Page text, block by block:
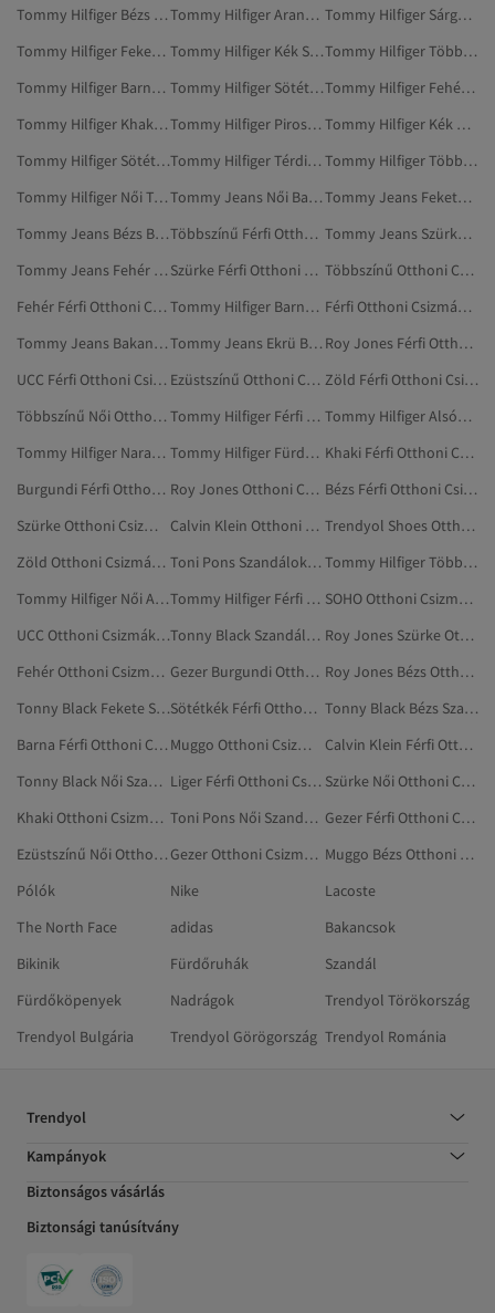
Tommy Hilfiger Bézs Bakancsok
Tommy Hilfiger Aranyszínű Bakancsok
Tommy Hilfiger Sárga Bakancsok
Tommy Hilfiger Fekete Házipapucsok
Tommy Hilfiger Kék Szandálok És Papucsok
Tommy Hilfiger Többszínű Házipapucsok
Tommy Hilfiger Barna Bakancsok
Tommy Hilfiger Sötétkék Szandálok És Papucsok
Tommy Hilfiger Fehér Bakancsok
Tommy Hilfiger Khaki Bakancsok
Tommy Hilfiger Piros Bakancsok
Tommy Hilfiger Kék Bakancsok
Tommy Hilfiger Sötétkék Bakancsok
Tommy Hilfiger Térdig Érő Csizma
Tommy Hilfiger Többszínű Térdig Érő Csizma
Tommy Hilfiger Női Térdig Érő Csizma
Tommy Jeans Női Bakancsok
Tommy Jeans Fekete Bakancsok
Tommy Jeans Bézs Bakancsok
Többszínű Férfi Otthoni Csizmák, Papucsok
Tommy Jeans Szürke Bakancsok
Tommy Jeans Fehér Bakancsok
Szürke Férfi Otthoni Csizmák, Papucsok
Többszínű Otthoni Csizmák, Papucsok
Fehér Férfi Otthoni Csizmák, Papucsok
Tommy Hilfiger Barna Térdig Érő Csizma
Férfi Otthoni Csizmák, Papucsok
Tommy Jeans Bakancsok
Tommy Jeans Ekrü Bakancsok
Roy Jones Férfi Otthoni Csizmák, Papucsok
UCC Férfi Otthoni Csizmák, Papucsok
Ezüstszínű Otthoni Csizmák, Papucsok
Zöld Férfi Otthoni Csizmák, Papucsok
Többszínű Női Otthoni Csizmák, Papucsok
Tommy Hilfiger Férfi Sportpapucs
Tommy Hilfiger Alsóneműszettek
Tommy Hilfiger Narancs Fürdőruhák
Tommy Hilfiger Fürdőruhák
Khaki Férfi Otthoni Csizmák, Papucsok
Burgundi Férfi Otthoni Csizmák, Papucsok
Roy Jones Otthoni Csizmák, Papucsok
Bézs Férfi Otthoni Csizmák, Papucsok
Szürke Otthoni Csizmák, Papucsok
Calvin Klein Otthoni Csizmák, Papucsok
Trendyol Shoes Otthoni Csizmák, Papucsok
Zöld Otthoni Csizmák, Papucsok
Toni Pons Szandálok És Papucsok
Tommy Hilfiger Többszínű Fürdőruhák
Tommy Hilfiger Női Alsóneműszettek
Tommy Hilfiger Férfi Fürdőruhák
SOHO Otthoni Csizmák, Papucsok
UCC Otthoni Csizmák, Papucsok
Tonny Black Szandálok És Papucsok
Roy Jones Szürke Otthoni Csizmák, Papucsok
Fehér Otthoni Csizmák, Papucsok
Gezer Burgundi Otthoni Csizmák, Papucsok
Roy Jones Bézs Otthoni Csizmák, Papucsok
Tonny Black Fekete Szandálok És Papucsok
Sötétkék Férfi Otthoni Csizmák, Papucsok
Tonny Black Bézs Szandálok És Papucsok
Barna Férfi Otthoni Csizmák, Papucsok
Muggo Otthoni Csizmák, Papucsok
Calvin Klein Férfi Otthoni Csizmák, Papucsok
Tonny Black Női Szandálok És Papucsok
Liger Férfi Otthoni Csizmák, Papucsok
Szürke Női Otthoni Csizmák, Papucsok
Khaki Otthoni Csizmák, Papucsok
Toni Pons Női Szandálok És Papucsok
Gezer Férfi Otthoni Csizmák, Papucsok
Ezüstszínű Női Otthoni Csizmák, Papucsok
Gezer Otthoni Csizmák, Papucsok
Muggo Bézs Otthoni Csizmák, Papucsok
Pólók
Nike
Lacoste
The North Face
adidas
Bakancsok
Bikinik
Fürdőruhák
Szandál
Fürdőköpenyek
Nadrágok
Trendyol Törökország
Trendyol Bulgária
Trendyol Görögország Trendyol Románia
Trendyol
Kampányok
Biztonságos vásárlás
Biztonsági tanúsítvány